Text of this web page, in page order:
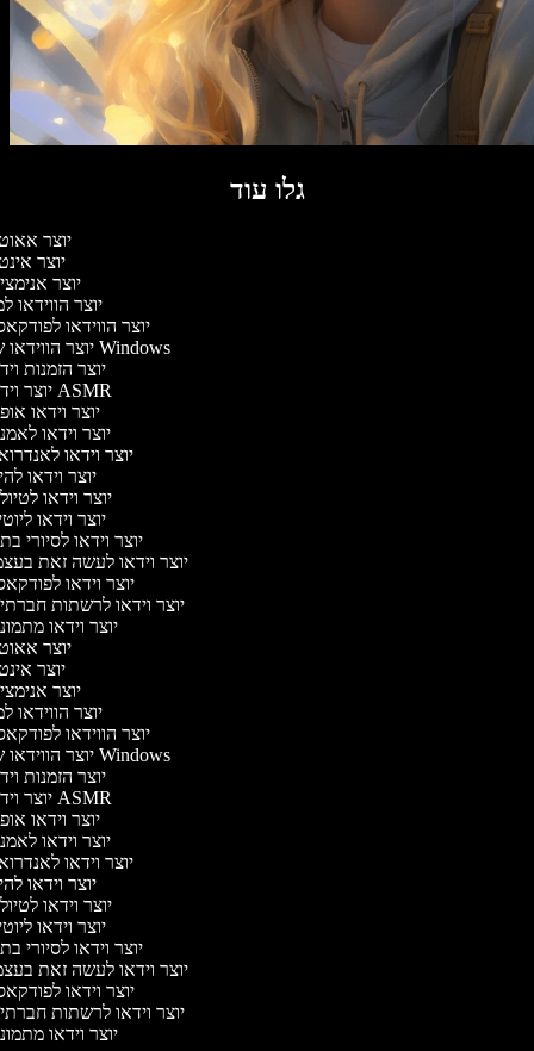
גלו עוד
יוצר
יוצר
יוצר
יוצר הווידאו
יוצר הווידאו
יוצר הווידאו של Windows
יוצר הזמנות
יוצר וידאו ASMR
יוצר וידאו
יוצר וידאו
יוצר וידאו
יוצר וידאו
יוצר וידאו
יוצר וידאו
יוצר וידאו לסיורי
יוצר וידאו לעשה זאת
יוצר וידאו
יוצר וידאו לרשתות
יוצר וידאו
יוצר
יוצר
יוצר
יוצר הווידאו
יוצר הווידאו
יוצר הווידאו של Windows
יוצר הזמנות
יוצר וידאו ASMR
יוצר וידאו
יוצר וידאו
יוצר וידאו
יוצר וידאו
יוצר וידאו
יוצר וידאו
יוצר וידאו לסיורי
יוצר וידאו לעשה זאת
יוצר וידאו
יוצר וידאו לרשתות
יוצר וידאו